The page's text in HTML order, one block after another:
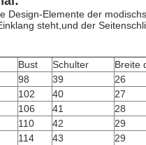
Design-Elemente der
steht,und der
Bust Schulter Breite
98 39 26
102 40 27
106 41 28
110 42 29
114 43 29